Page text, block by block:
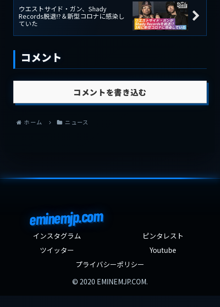
ウエストサイド・ガン、Shady
Records脱退!?＆新型コロナに感染し
ていた
コメント
コメントを書き込む
ホーム ニュース
eminemjp.com
インスタグラム
ピンタレスト
ツイッター
Youtube
プライバシーポリシー
© 2020 EMINEMJP.COM.